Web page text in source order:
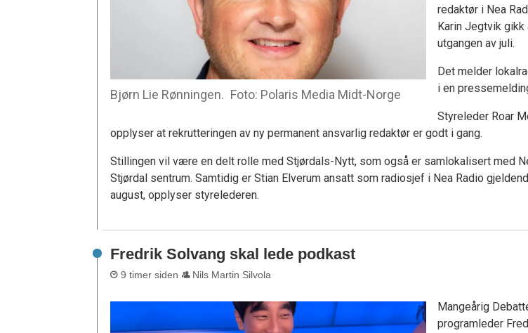
Bjørn Lie Rønningen. Foto: Polaris Media Midt-Norge
redaktør i Nea
Karin Jegtvik gikk
utgangen av juli.
Det melder
i en
Styreleder Roar
opplyser at rekrutteringen av ny permanent ansvarlig redaktør er godt i gang.
Stillingen vil være en delt rolle med Stjørdals-Nytt, som også er samlokalisert med
Stjørdal sentrum. Samtidig er Stian Elverum ansatt som radiosjef i Nea Radio
august, opplyser styrelederen.
Fredrik Solvang skal lede podkast
9 timer siden Nils Martin Silvola
Mangeårig
programleder